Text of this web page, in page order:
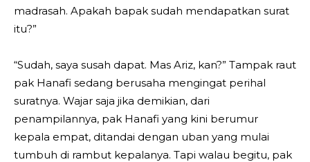
madrasah. Apakah bapak sudah mendapatkan surat
itu?”
“Sudah, saya susah dapat. Mas Ariz, kan?” Tampak raut
pak Hanafi sedang berusaha mengingat perihal
suratnya. Wajar saja jika demikian, dari
penampilannya, pak Hanafi yang kini berumur
kepala empat, ditandai dengan uban yang mulai
tumbuh di rambut kepalanya. Tapi walau begitu, pak